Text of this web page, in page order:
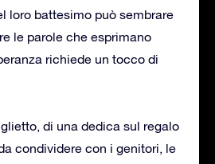
loro battesimo può sembrare
le parole che esprimano
richiede un tocco di
di una dedica sul regalo
condividere con i genitori, le